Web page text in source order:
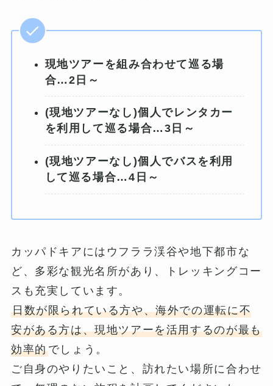
現地ツアーを組み合わせて巡る場
合…2日～
(現地ツアーなし)個人でレンタカー
を利用して巡る場合…3日～
(現地ツアーなし)個人でバスを利用
して巡る場合…4日～
カッパドキアにはウフララ渓谷や地下都市な
ど、多彩な観光名所があり、トレッキングコー
スも充実しています。
日数が限られている方や、海外での運転に不
安がある方は、現地ツアーを活用するのが最も
効率的でしょう。
ご自身のやりたいこと、訪れたい場所に合わせ